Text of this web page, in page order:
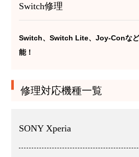
Switch修理
Switch、Switch Lite、Joy-Conなど
能！
修理対応機種一覧
SONY Xperia